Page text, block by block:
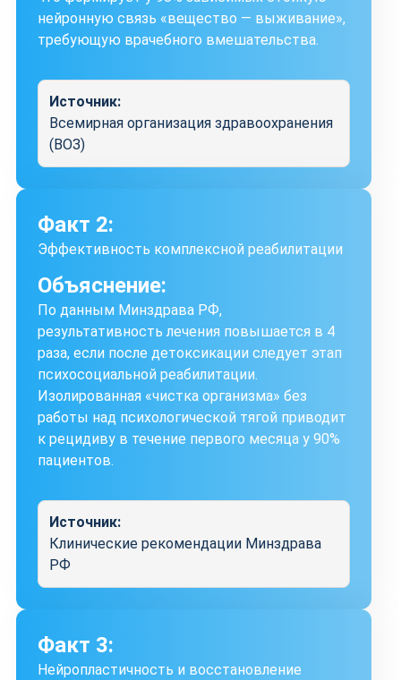
нейронную связь «вещество — выживание»,
требующую врачебного вмешательства.
Источник:
Всемирная организация здравоохранения
(ВОЗ)
Факт 2:
Эффективность комплексной реабилитации
Объяснение:
По данным Минздрава РФ,
результативность лечения повышается в 4
раза, если после детоксикации следует этап
психосоциальной реабилитации.
Изолированная «чистка организма» без
работы над психологической тягой приводит
к рецидиву в течение первого месяца у 90%
пациентов.
Источник:
Клинические рекомендации Минздрава
РФ
Факт 3:
Нейропластичность и восстановление